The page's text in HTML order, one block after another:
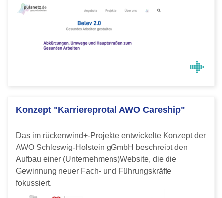
Konzept "Karriereprotal AWO Careship"
Das im rückenwind+-Projekte entwickelte Konzept der
AWO Schleswig-Holstein gGmbH beschreibt den
Aufbau einer (Unternehmens)Website, die die
Gewinnung neuer Fach- und Führungskräfte
fokussiert.